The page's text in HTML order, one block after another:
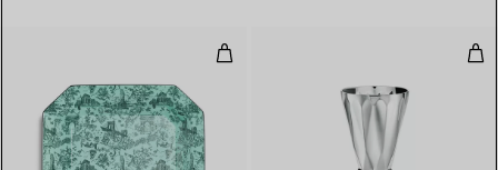
Svuotatasche in porcellana fine